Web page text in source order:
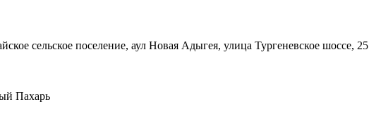
сельское поселение, аул Новая Адыгея, улица Тургеневское шоссе, 25
Пахарь